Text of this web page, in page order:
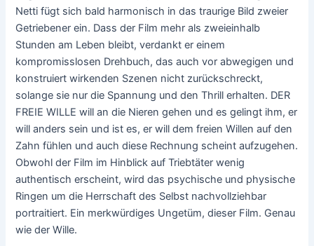
Netti fügt sich bald harmonisch in das traurige Bild zweier
Getriebener ein. Dass der Film mehr als zweieinhalb
Stunden am Leben bleibt, verdankt er einem
kompromisslosen Drehbuch, das auch vor abwegigen und
konstruiert wirkenden Szenen nicht zurückschreckt,
solange sie nur die Spannung und den Thrill erhalten. DER
FREIE WILLE will an die Nieren gehen und es gelingt ihm, er
will anders sein und ist es, er will dem freien Willen auf den
Zahn fühlen und auch diese Rechnung scheint aufzugehen.
Obwohl der Film im Hinblick auf Triebtäter wenig
authentisch erscheint, wird das psychische und physische
Ringen um die Herrschaft des Selbst nachvollziehbar
portraitiert. Ein merkwürdiges Ungetüm, dieser Film. Genau
wie der Wille.